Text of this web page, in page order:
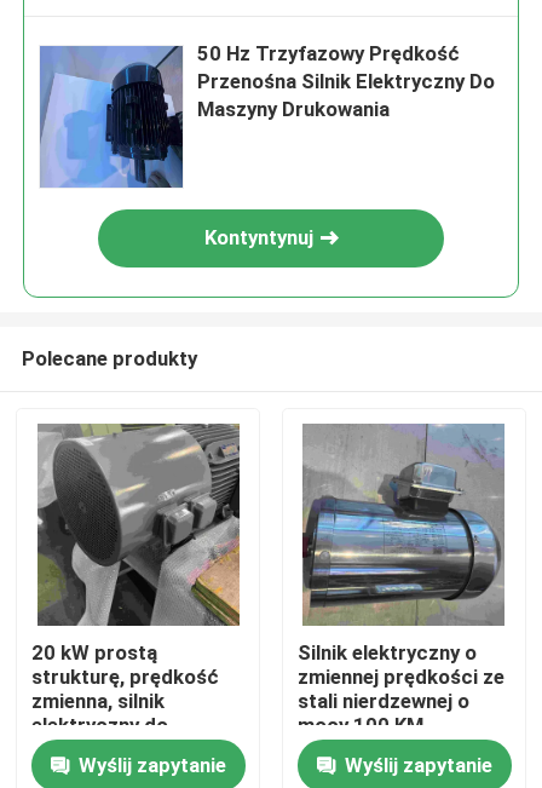
Dom
Produkty
50 Hz Trzyfazowy Prędkość
Przenośna Silnik Elektryczny Do
Maszyny Drukowania
Kontyntynuj
Polecane produkty
20 kW prostą
strukturę, prędkość
zmienna, silnik
elektryczny do
maszyny do pakowania
Wyślij zapytanie
Silnik elektryczny o
zmiennej prędkości ze
stali nierdzewnej o
mocy 100 KM
Wyślij zapytanie